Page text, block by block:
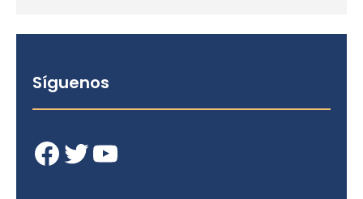
Síguenos
Facebook Twitter YouTube